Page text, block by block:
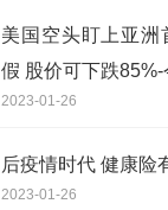
美国空头盯上亚洲
假 股价可下跌85%-
2023-01-26
后疫情时代 健康险
2023-01-26